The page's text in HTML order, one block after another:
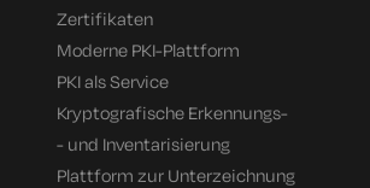
Zertifikaten
Moderne PKI-Plattform
PKI als Service
Kryptografische Erkennungs-
- und Inventarisierung
Plattform zur Unterzeichnung